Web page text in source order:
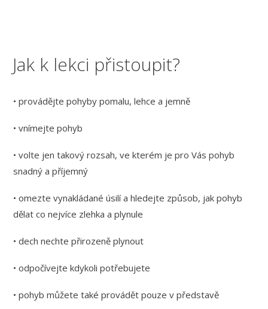
Jak k lekci přistoupit?
• provádějte pohyby pomalu, lehce a jemně
• vnímejte pohyb
• volte jen takový rozsah, ve kterém je pro Vás pohyb
snadný a příjemný
• omezte vynakládané úsilí a hledejte způsob, jak pohyb
dělat co nejvíce zlehka a plynule
• dech nechte přirozeně plynout
• odpočívejte kdykoli potřebujete
• pohyb můžete také provádět pouze v představě